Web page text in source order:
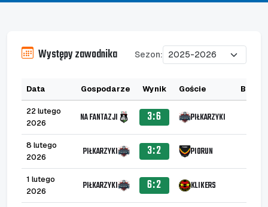
Występy zawodnika Sezon:
Data Gospodarze Wynik Goście B
22 lutego
2026
NA FANTAZJI 3:6 PIŁKARZYKI
8 lutego
2026
PIŁKARZYKI 3:2 PIORUN
1 lutego
2026
PIŁKARZYKI 6:2 KLIKERS